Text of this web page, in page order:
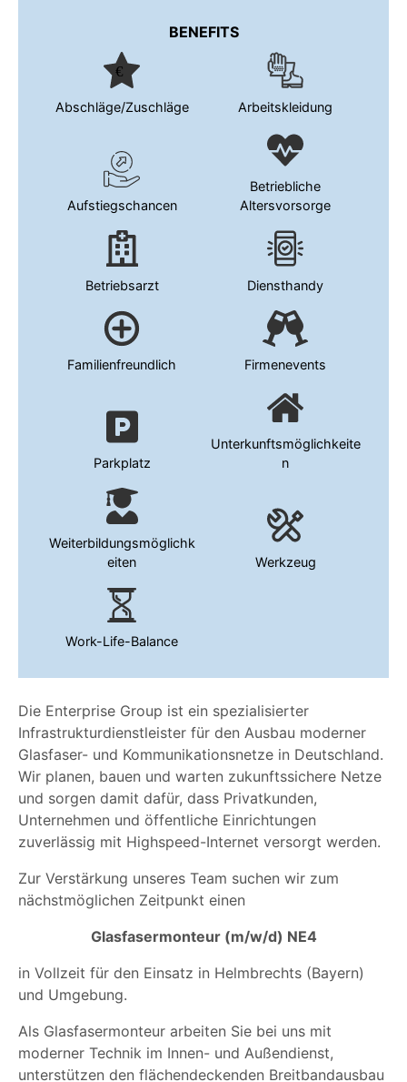
Die Enterprise Group ist ein spezialisierter
Infrastrukturdienstleister für den Ausbau moderner
Glasfaser- und Kommunikationsnetze in Deutschland.
Wir planen, bauen und warten zukunftssichere Netze
und sorgen damit dafür, dass Privatkunden,
Unternehmen und öffentliche Einrichtungen
zuverlässig mit Highspeed-Internet versorgt werden.
Zur Verstärkung unseres Team suchen wir zum
nächstmöglichen Zeitpunkt einen
Glasfasermonteur (m/w/d) NE4
in Vollzeit für den Einsatz in Helmbrechts (Bayern)
und Umgebung.
Als Glasfasermonteur arbeiten Sie bei uns mit
moderner Technik im Innen- und Außendienst,
unterstützen den flächendeckenden Breitbandausbau
BENEFITS
Abschläge/Zuschläge Arbeitskleidung
Aufstiegschancen
Betriebliche
Altersvorsorge
Betriebsarzt Diensthandy
Familienfreundlich Firmenevents
Parkplatz
Unterkunftsmöglichkeite
n
Weiterbildungsmöglichk
eiten
Werkzeug
Work-Life-Balance